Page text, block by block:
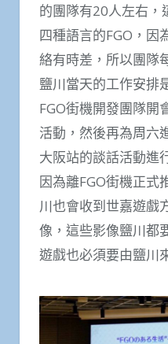
的團隊有20人左右，
四種語言的FGO，因
絡有時差，所以團隊
鹽川當天的工作安排
FGO街機開發團隊開
活動，然後再為周六
大阪站的談話活動進
因為離FGO街機正式
川也會收到世嘉遊戲
像，這些影像鹽川都
遊戲也必須要由鹽川